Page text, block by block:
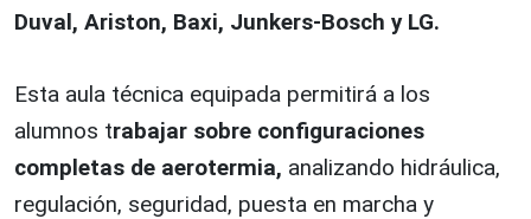
Duval, Ariston, Baxi, Junkers-Bosch y LG.
Esta aula técnica equipada permitirá a los
alumnos trabajar sobre configuraciones
completas de aerotermia, analizando hidráulica,
regulación, seguridad, puesta en marcha y